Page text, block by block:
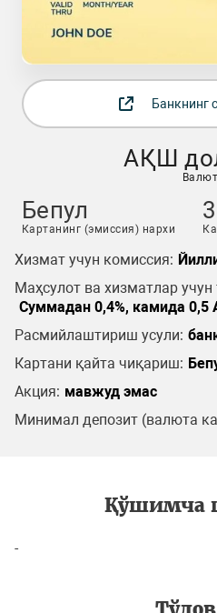
Банкнинг
АҚШ
Бепул
Картанинг (эмиссия) нархи
Хизмат учун комиссия:
Маҳсулот ва хизматлар учун
Суммадан 0,4%, камида
Расмийлаштириш усули:
Картани қайта чиқариш:
Акция: мавжуд эмас
Минимал депозит (валюта
Қўшимча
-